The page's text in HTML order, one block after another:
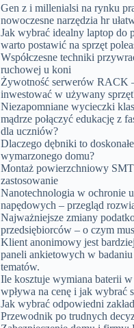
Gen z i millenialsi na rynku
nowoczesne narzędzia hr
Jak wybrać idealny laptop do
warto postawić na sprzęt
Współczesne techniki
ruchowej u koni
Żywotność serwerów RACK
inwestować w używany
Niezapomniane wycieczki
mądrze połączyć edukację z
dla uczniów?
Dlaczego dębniki to
wymarzonego domu?
Montaż powierzchniowy
zastosowanie
Nanotechnologia w ochronie
napędowych – przegląd
Najważniejsze zmiany
przedsiębiorców – o czym
Klient anonimowy jest
paneli ankietowych w
tematów.
Ile kosztuje wymiana baterii
wpływa na cenę i jak wybrać
Jak wybrać odpowiedni
Przewodnik po trudnych